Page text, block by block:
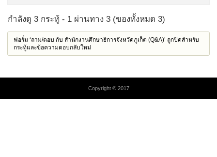
กำลังดู 3 กระทู้ - 1 ผ่านทาง 3 (ของทั้งหมด 3)
ฟอรั่ม ‘ถาม/ตอบ กับ สำนักงานศึกษาธิการจังหวัดภูเก็ต (Q&A)’ ถูกปิดสำหรับ
กระทู้และข้อความตอบกลับใหม่
Copyright © 2017